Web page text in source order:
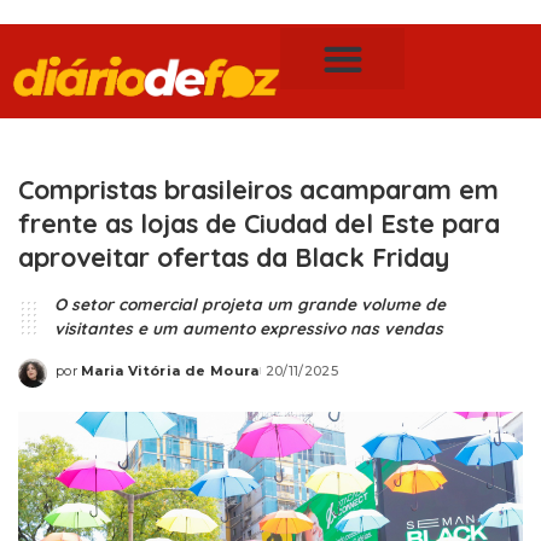
Compristas brasileiros acamparam em
frente as lojas de Ciudad del Este para
aproveitar ofertas da Black Friday
O setor comercial projeta um grande volume de
visitantes e um aumento expressivo nas vendas
por Maria Vitória de Moura 20/11/2025